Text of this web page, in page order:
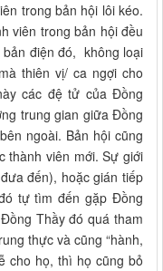
trong bản hội lôi kéo.
viên trong bản hội đều
điện đó, không loại
thiên vị/ ca ngợi cho
các đệ tử của Đồng
trung gian giữa Đồng
ngoài. Bản hội cũng
thành viên mới. Sự giới
đến), hoặc gián tiếp
tự tìm đến gặp Đồng
Thầy đó quá tham
thực và cũng “hành,
cho họ, thì họ cũng bỏ